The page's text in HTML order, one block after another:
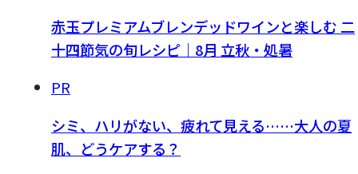
赤玉プレミアムブレンデッドワインと楽しむ 二
十四節気の旬レシピ｜8月 立秋・処暑
PR
シミ、ハリがない、疲れて見える……大人の夏
肌、どうケアする？